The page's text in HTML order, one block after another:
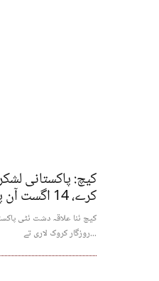
کیچ: پاکستانی
کرے، 14 اگست آن پڈ واپس کننگ نا بارو کریفے
کیچ ئنا علاقہ دشت ئٹی
روزگار کروک لاری تے...